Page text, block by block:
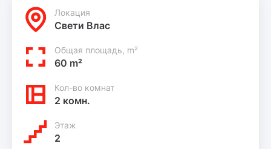
Локация
Свети Влас
Общая площадь, m²
60 m²
Кол-во комнат
2 комн.
Этаж
2